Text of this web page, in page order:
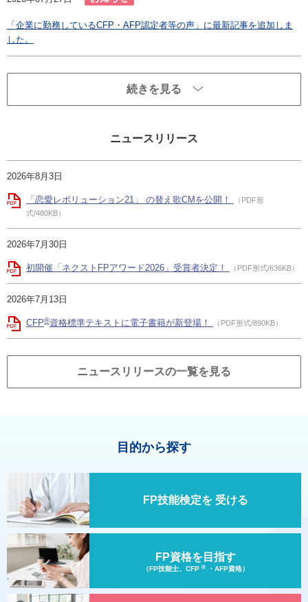
「企業に勤務しているCFP・AFP認定者等の声」に最新記事を追加しま
した。
続きを見る
ニュースリリース
2026年8月3日
「恋愛レボリューション21」 の替え歌CMを公開！
（PDF形
式/480KB）
2026年7月30日
初開催「ネクストFPアワード2026」受賞者決定！ （PDF形式/636KB）
2026年7月13日
CFP®資格標準テキストに電子書籍が新登場！ （PDF形式/890KB）
ニュースリリースの一覧を見る
目的から探す
FP技能検定を 受ける
FP資格を目指す
（FP技能士、CFP ®・AFP資格）